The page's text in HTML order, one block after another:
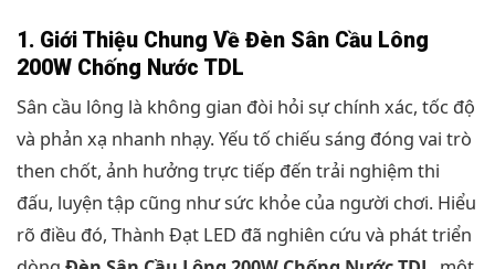
1. Giới Thiệu Chung Về Đèn Sân Cầu Lông
200W Chống Nước TDL
Sân cầu lông là không gian đòi hỏi sự chính xác, tốc độ
và phản xạ nhanh nhạy. Yếu tố chiếu sáng đóng vai trò
then chốt, ảnh hưởng trực tiếp đến trải nghiệm thi
đấu, luyện tập cũng như sức khỏe của người chơi. Hiểu
rõ điều đó, Thành Đạt LED đã nghiên cứu và phát triển